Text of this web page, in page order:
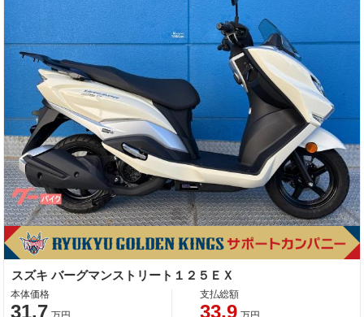
スズキ バーグマンストリート１２５ＥＸ
本体価格
31.7
支払総額
33.9